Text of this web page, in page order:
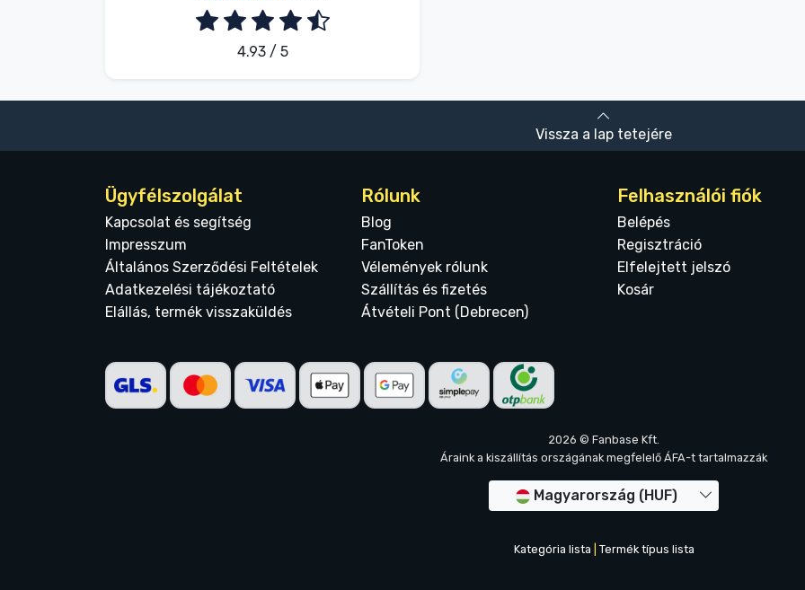
4.93 / 5
Vissza a lap tetejére
Ügyfélszolgálat
Kapcsolat és segítség
Impresszum
Általános Szerződési Feltételek
Adatkezelési tájékoztató
Elállás, termék visszaküldés
Rólunk
Blog
FanToken
Vélemények rólunk
Szállítás és fizetés
Átvételi Pont (Debrecen)
Felhasználói fiók
Belépés
Regisztráció
Elfelejtett jelszó
Kosár
2026 © Fanbase Kft.
Áraink a kiszállítás országának megfelelő ÁFA-t tartalmazzák
Magyarország (HUF)
Kategória lista Termék típus lista